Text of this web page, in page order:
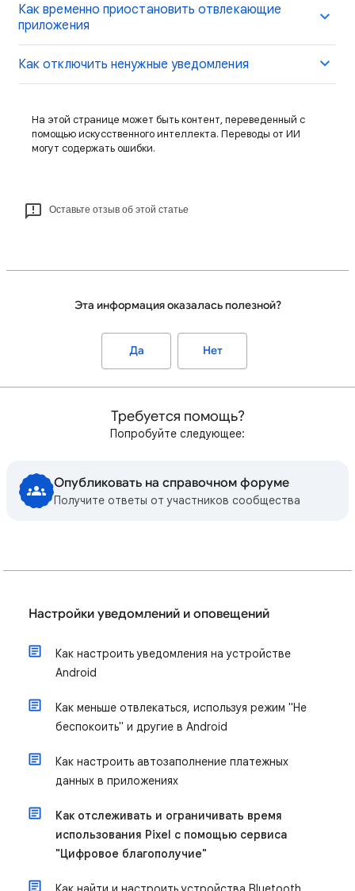
Как временно приостановить отвлекающие
приложения
Как отключить ненужные уведомления
На этой странице может быть контент, переведенный с
помощью искусственного интеллекта. Переводы от ИИ
могут содержать ошибки.
Оставьте отзыв об этой статье
Эта информация оказалась полезной?
Да Нет
Требуется помощь?
Попробуйте следующее:
Опубликовать на справочном форуме
Получите ответы от участников сообщества
Настройки уведомлений и оповещений
Как настроить уведомления на устройстве
Android
Как меньше отвлекаться, используя режим "Не
беспокоить" и другие в Android
Как настроить автозаполнение платежных
данных в приложениях
Как отслеживать и ограничивать время
использования Pixel с помощью сервиса
"Цифровое благополучие"